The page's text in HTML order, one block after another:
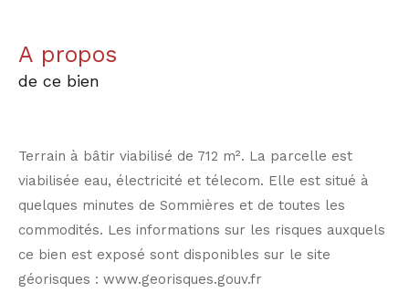
a propos
de ce bien
Terrain à bâtir viabilisé de 712 m². La parcelle est
viabilisée eau, électricité et télecom. Elle est situé à
quelques minutes de Sommières et de toutes les
commodités. Les informations sur les risques auxquels
ce bien est exposé sont disponibles sur le site
géorisques : www.georisques.gouv.fr